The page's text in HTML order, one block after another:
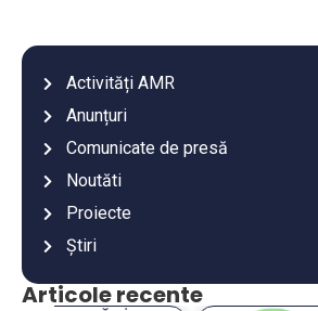
Activități AMR
Anunțuri
Comunicate de presă
Noutăti
Proiecte
Știri
Articole recente